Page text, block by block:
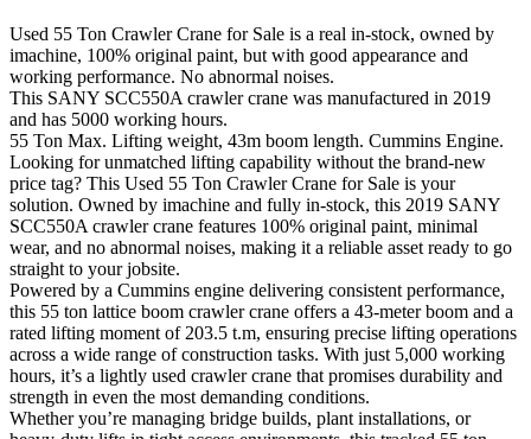
Used 55 Ton Crawler Crane for Sale is a real in-stock, owned by
imachine, 100% original paint, but with good appearance and
working performance. No abnormal noises.
This SANY SCC550A crawler crane was manufactured in 2019
and has 5000 working hours.
55 Ton Max. Lifting weight, 43m boom length. Cummins Engine.
Looking for unmatched lifting capability without the brand-new
price tag? This Used 55 Ton Crawler Crane for Sale is your
solution. Owned by imachine and fully in-stock, this 2019 SANY
SCC550A crawler crane features 100% original paint, minimal
wear, and no abnormal noises, making it a reliable asset ready to go
straight to your jobsite.
Powered by a Cummins engine delivering consistent performance,
this 55 ton lattice boom crawler crane offers a 43-meter boom and a
rated lifting moment of 203.5 t.m, ensuring precise lifting operations
across a wide range of construction tasks. With just 5,000 working
hours, it’s a lightly used crawler crane that promises durability and
strength in even the most demanding conditions.
Whether you’re managing bridge builds, plant installations, or